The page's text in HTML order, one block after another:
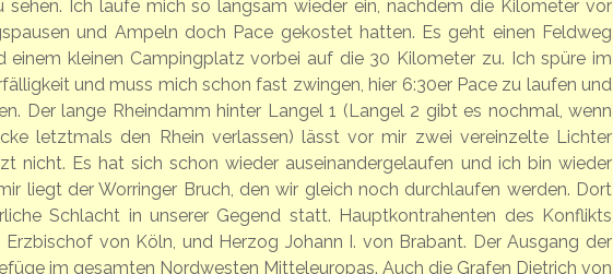
sehen. Ich laufe mich so langsam wieder ein, nachdem die Kilometer vor
und Ampeln doch Pace gekostet hatten. Es geht einen Feldweg
einem kleinen Campingplatz vorbei auf die 30 Kilometer zu. Ich spüre im
und muss mich schon fast zwingen, hier 6:30er Pace zu laufen und
Der lange Rheindamm hinter Langel 1 (Langel 2 gibt es nochmal, wenn
letztmals den Rhein verlassen) lässt vor mir zwei vereinzelte Lichter
nicht. Es hat sich schon wieder auseinandergelaufen und ich bin wieder
liegt der Worringer Bruch, den wir gleich noch durchlaufen werden. Dort
Schlacht in unserer Gegend statt. Hauptkontrahenten des Konflikts
von Köln, und Herzog Johann I. von Brabant. Der Ausgang der
im gesamten Nordwesten Mitteleuropas. Auch die Grafen Dietrich von